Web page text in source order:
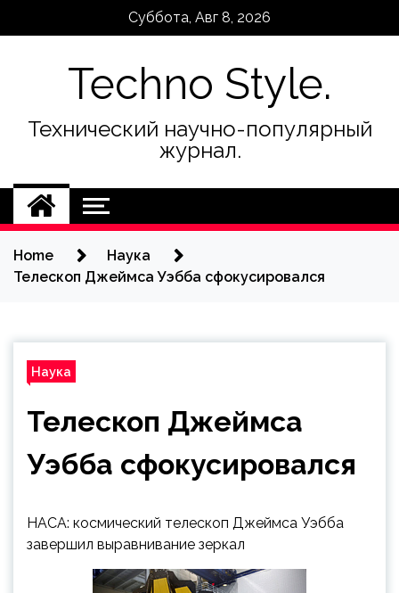
Суббота, Авг 8, 2026
Techno Style.
Технический научно-популярный
журнал.
Home
Наука
Телескоп Джеймса Уэбба сфокусировался
Наука
Телескоп Джеймса
Уэбба сфокусировался
НАСА: космический телескоп Джеймса Уэбба
завершил выравнивание зеркал